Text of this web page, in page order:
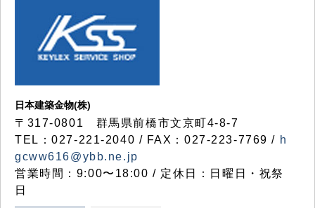
日本建築金物(株)
〒317‐0801 群馬県前橋市文京町4-8-7
TEL：027-221-2040 / FAX：027-223-7769 / h
gcww616@ybb.ne.jp
営業時間：9:00〜18:00 / 定休日：日曜日・祝祭
日